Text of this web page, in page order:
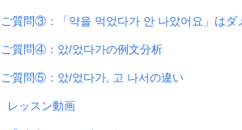
ご質問③：「약을 먹었다가 안 나았어요」はダ
ご質問④：았/었다가の例文分析
ご質問⑤：았/었다가, 고 나서の違い
レッスン動画